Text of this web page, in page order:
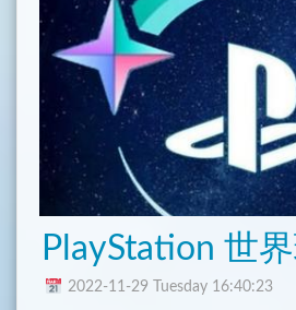
PlayStation 世
2022-11-29 Tuesday 16:40:23